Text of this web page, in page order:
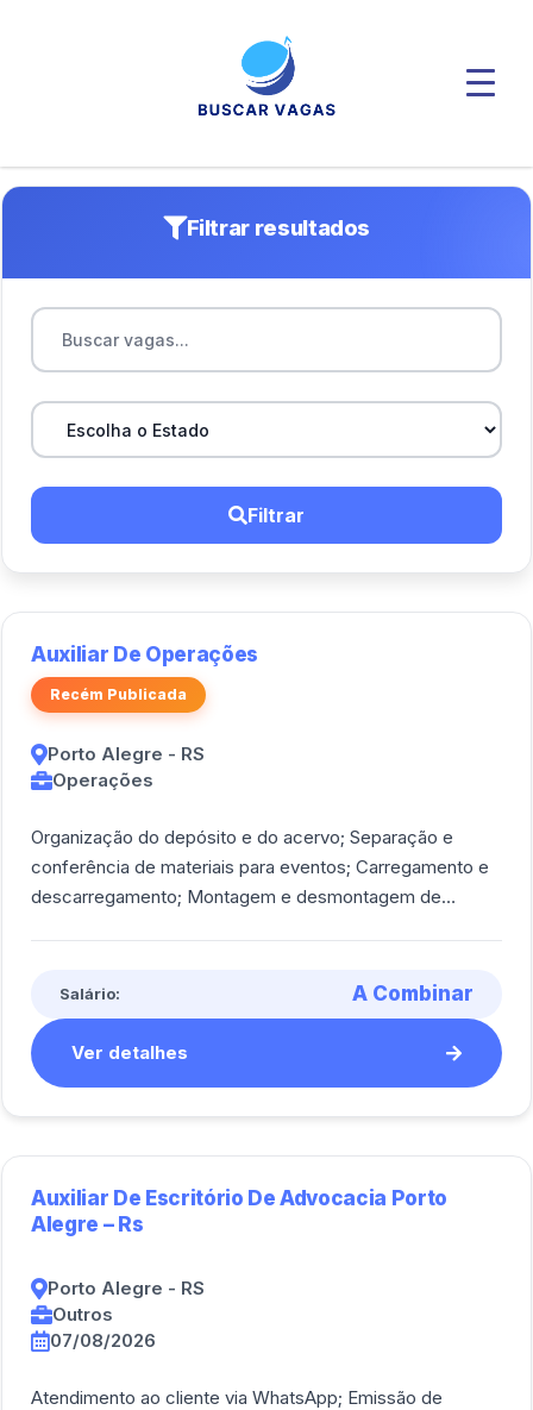
Filtrar resultados
Filtrar
Auxiliar De Operações
Recém Publicada
Porto Alegre - RS
Operações
Organização do depósito e do acervo; Separação e
conferência de materiais para eventos; Carregamento e
descarregamento; Montagem e desmontagem de
Salário: A Combinar
Ver detalhes
Auxiliar De Escritório De Advocacia Porto
Alegre – Rs
Porto Alegre - RS
Outros
07/08/2026
Atendimento ao cliente via WhatsApp; Emissão de